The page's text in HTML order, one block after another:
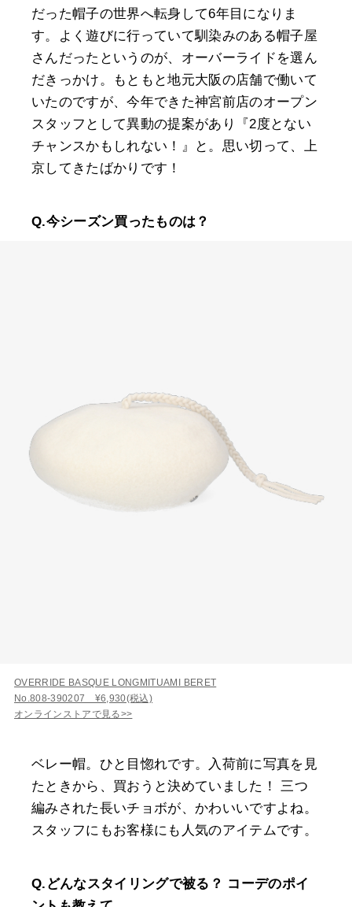
だった帽子の世界へ転身して6年目になりま
す。よく遊びに行っていて馴染みのある帽子屋
さんだったというのが、オーバーライドを選ん
だきっかけ。もともと地元大阪の店舗で働いて
いたのですが、今年できた神宮前店のオープン
スタッフとして異動の提案があり『2度とない
チャンスかもしれない！』と。思い切って、上
京してきたばかりです！
Q.今シーズン買ったものは？
OVERRIDE BASQUE LONGMITUAMI BERET
No.808-390207 ¥6,930(税込)
オンラインストアで見る>>
ベレー帽。ひと目惚れです。入荷前に写真を見
たときから、買おうと決めていました！ 三つ
編みされた長いチョボが、かわいいですよね。
スタッフにもお客様にも人気のアイテムです。
Q.どんなスタイリングで被る？ コーデのポイ